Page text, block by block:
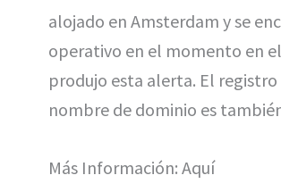
alojado en Amsterdam y se
operativo en el momento en
produjo esta alerta. El
nombre de dominio es
Más Información: Aquí